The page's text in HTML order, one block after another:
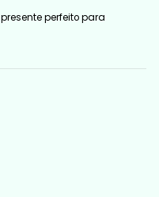
perfeito para